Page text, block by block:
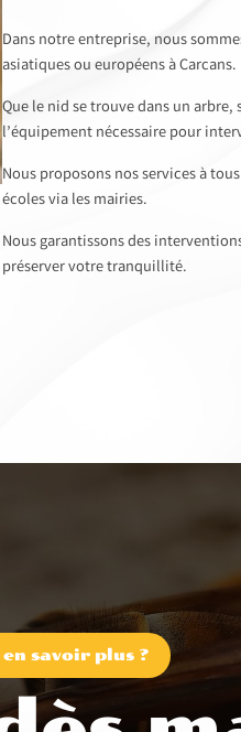
Dans notre entreprise, nous
asiatiques ou européens à Carcans.
Que le nid se trouve dans un
l’équipement nécessaire pour
Nous proposons nos services à
écoles via les mairies.
Nous garantissons des
préserver votre tranquillité.
savoir plus ?